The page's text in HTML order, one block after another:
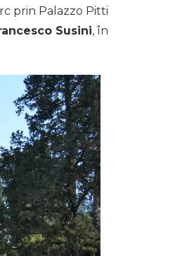
prin Palazzo Pitti
Susini, în